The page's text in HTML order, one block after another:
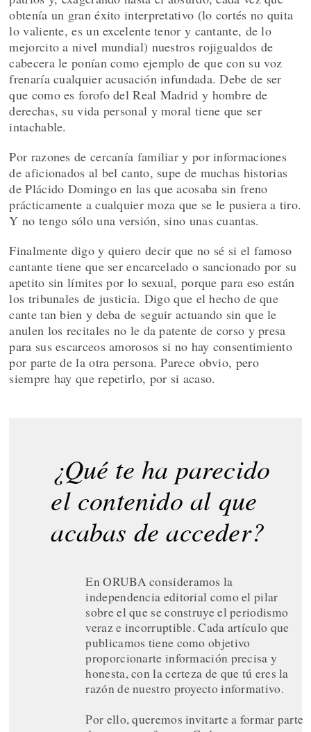
obtenía un gran éxito interpretativo (lo cortés no quita
lo valiente, es un excelente tenor y cantante, de lo
mejorcito a nivel mundial) nuestros rojigualdos de
cabecera le ponían como ejemplo de que con su voz
frenaría cualquier acusación infundada. Debe de ser
que como es forofo del Real Madrid y hombre de
derechas, su vida personal y moral tiene que ser
intachable.
Por razones de cercanía familiar y por informaciones
de aficionados al bel canto, supe de muchas historias
de Plácido Domingo en las que acosaba sin freno
prácticamente a cualquier moza que se le pusiera a tiro.
Y no tengo sólo una versión, sino unas cuantas.
Finalmente digo y quiero decir que no sé si el famoso
cantante tiene que ser encarcelado o sancionado por su
apetito sin límites por lo sexual, porque para eso están
los tribunales de justicia. Digo que el hecho de que
cante tan bien y deba de seguir actuando sin que le
anulen los recitales no le da patente de corso y presa
para sus escarceos amorosos si no hay consentimiento
por parte de la otra persona. Parece obvio, pero
siempre hay que repetirlo, por si acaso.
¿Qué te ha parecido
el contenido al que
acabas de acceder?
En ORUBA consideramos la
independencia editorial como el pilar
sobre el que se construye el periodismo
veraz e incorruptible. Cada artículo que
publicamos tiene como objetivo
proporcionarte información precisa y
honesta, con la certeza de que tú eres la
razón de nuestro proyecto informativo.
Por ello, queremos invitarte a formar parte